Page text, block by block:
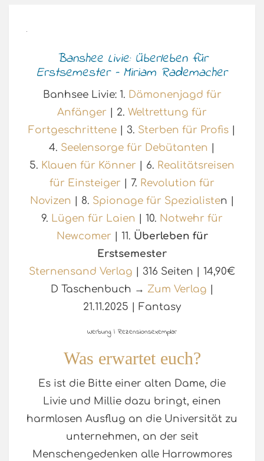
Banshee Livie: Überleben für
Erstsemester – Miriam Rademacher
Banhsee Livie: 1. Dämonenjagd für
Anfänger | 2. Weltrettung für
Fortgeschrittene | 3. Sterben für Profis
4. Seelensorge für Debütanten
5. Klauen für Könner | 6. Realitätsreisen
für Einsteiger | 7. Revolution für
Novizen | 8. Spionage für Spezialisten |
9. Lügen für Laien | 10. Notwehr für
Newcomer| 11. Überleben für
Erstsemester
Sternensand Verlag | 316 Seiten | 14,90€
D Taschenbuch → Zum Verlag
21.11.2025 | Fantasy
Werbung | Rezensionsexemplar
Was erwartet euch?
Es ist die Bitte einer alten Dame, die
Livie und Millie dazu bringt, einen
harmlosen Ausflug an die Universität zu
unternehmen, an der seit
Menschengedenken alle Harrowmores